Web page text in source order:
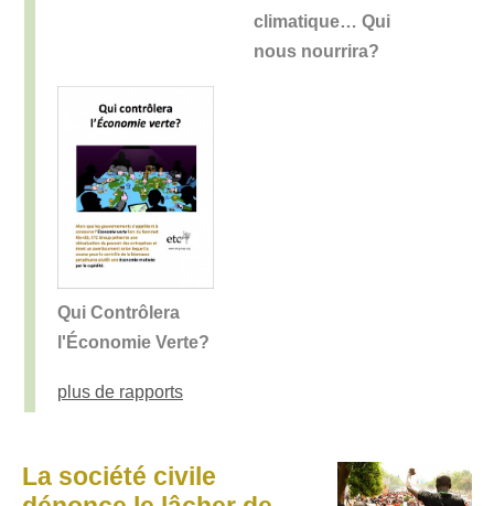
climatique… Qui
nous nourrira?
Qui Contrôlera
l'Économie Verte?
plus de rapports
La société civile